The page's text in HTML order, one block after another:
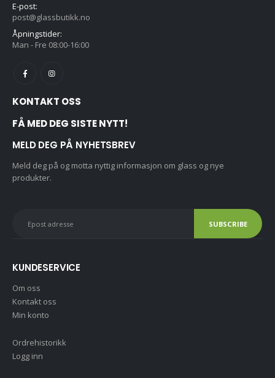
E-post:
post@glassbutikk.no
Åpningstider:
Man - Fre 08:00-16:00
KONTAKT OSS
FÅ MED DEG SISTE NYTT!
MELD DEG PÅ NYHETSBREV
Meld deg på og motta nyttig informasjon om glass og nye
produkter.
KUNDESERVICE
Om oss
Kontakt oss
Min konto
Ordrehistorikk
Logg inn